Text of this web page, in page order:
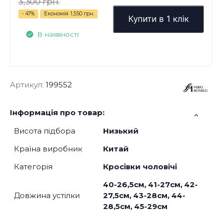
- 47% Економія 1,550 грн.
В наявності
Купити в 1 клік
Артикул: 199552
Інформація про товар:
Висота підбора
Низький
Країна виробник
Китай
Категорія
Кросівки чоловічі
Довжина устілки
40-26,5см, 41-27см, 42-
27,5см, 43-28см, 44-
28,5см, 45-29см